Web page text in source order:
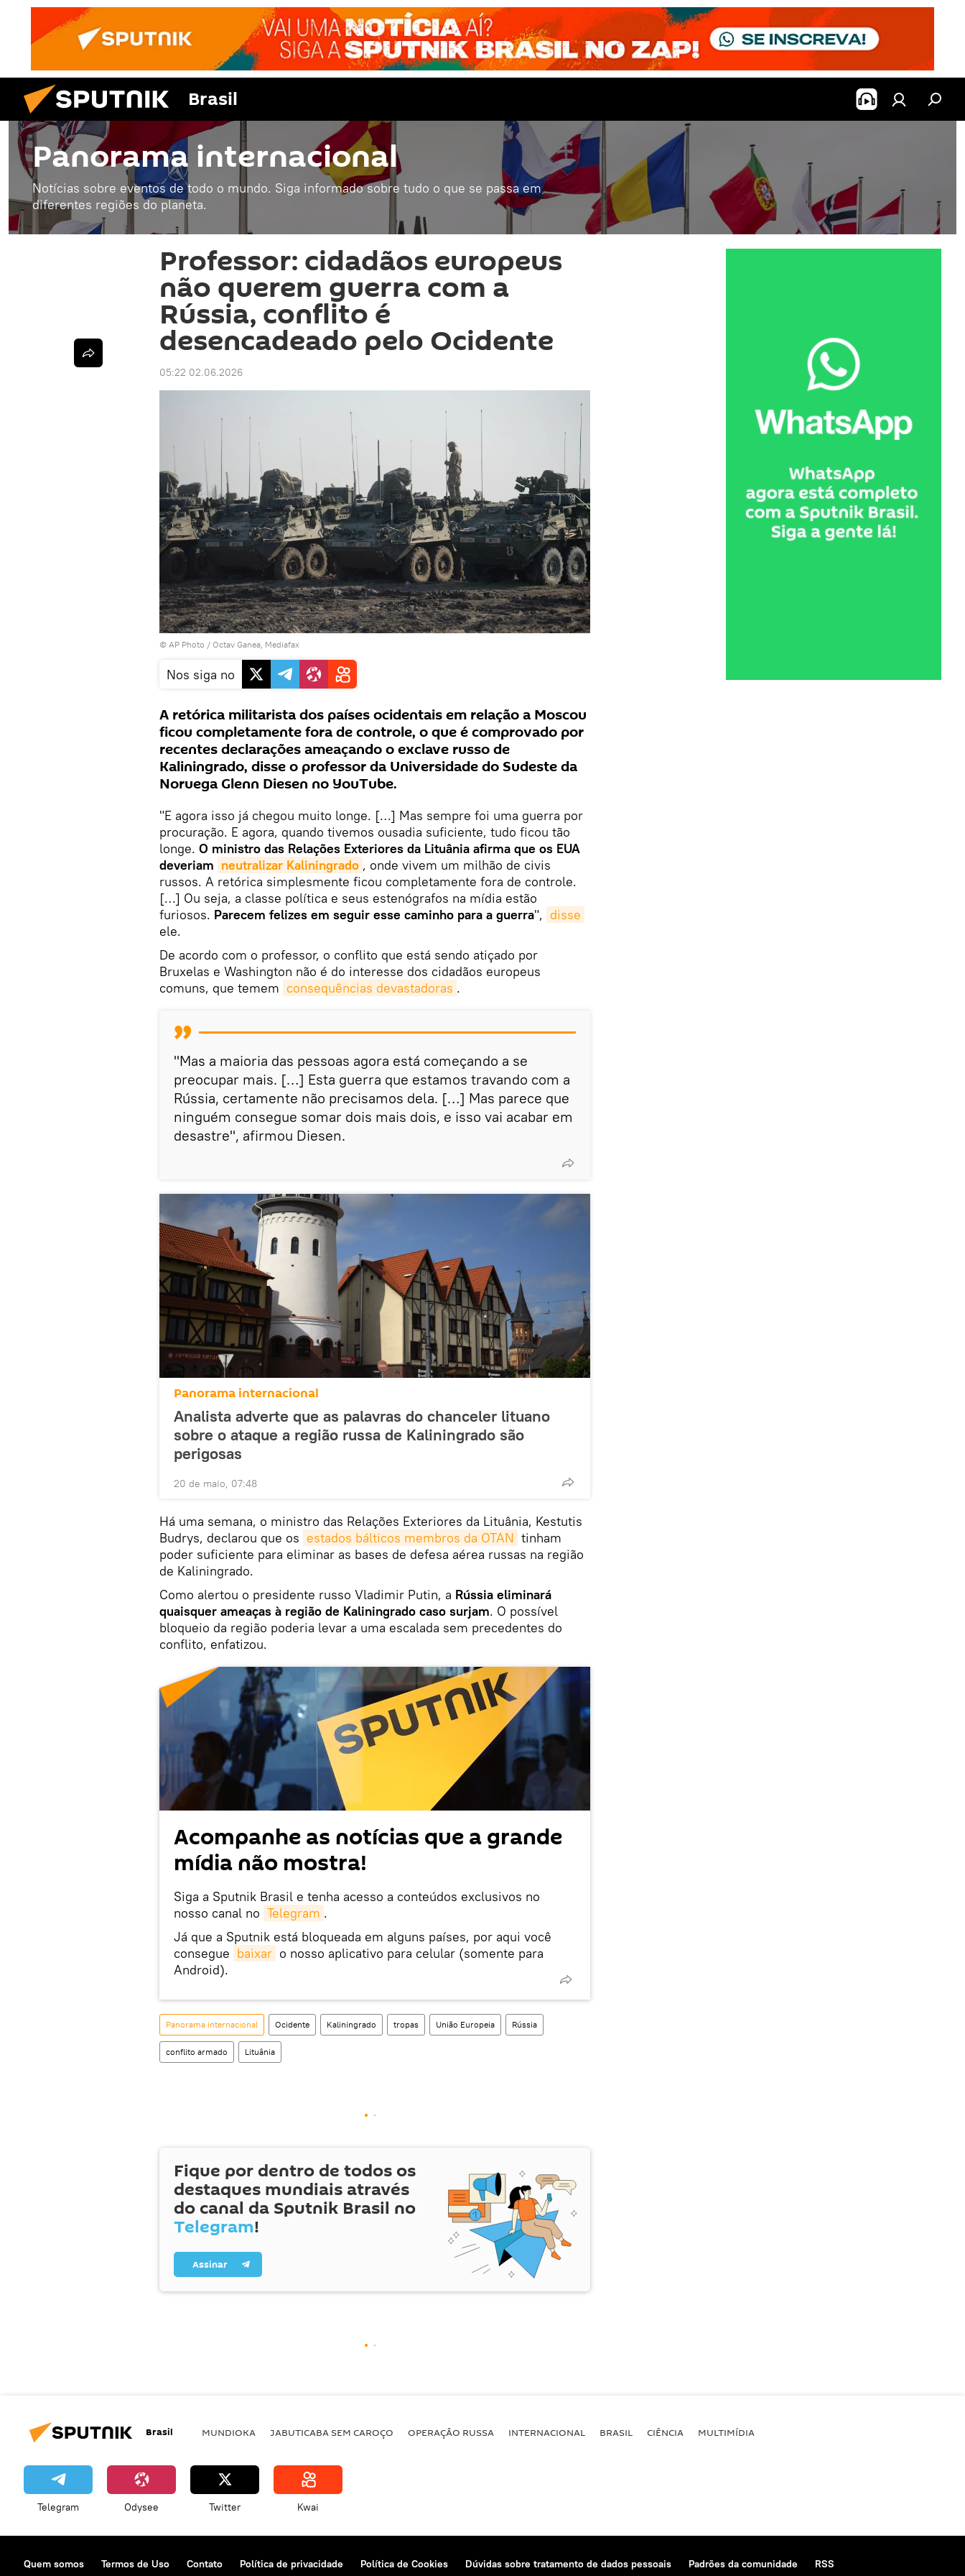
Brasil
Panorama internacional
Notícias sobre eventos de todo o mundo. Siga informado sobre tudo o que se passa em
diferentes regiões do planeta.
Professor: cidadãos europeus
não querem guerra com a
Rússia, conflito é
desencadeado pelo Ocidente
05:22 02.06.2026
© AP Photo / Octav Ganea, Mediafax
Nos siga no
A retórica militarista dos países ocidentais em relação a Moscou
ficou completamente fora de controle, o que é comprovado por
recentes declarações ameaçando o exclave russo de
Kaliningrado, disse o professor da Universidade do Sudeste da
Noruega Glenn Diesen no YouTube.
"E agora isso já chegou muito longe. […] Mas sempre foi uma guerra por
procuração. E agora, quando tivemos ousadia suficiente, tudo ficou tão
longe. O ministro das Relações Exteriores da Lituânia afirma que os EUA
deveriam neutralizar Kaliningrado , onde vivem um milhão de civis
russos. A retórica simplesmente ficou completamente fora de controle.
[…] Ou seja, a classe política e seus estenógrafos na mídia estão
furiosos. Parecem felizes em seguir esse caminho para a guerra", disse
ele.
De acordo com o professor, o conflito que está sendo atiçado por
Bruxelas e Washington não é do interesse dos cidadãos europeus
comuns, que temem consequências devastadoras .
"Mas a maioria das pessoas agora está começando a se
preocupar mais. […] Esta guerra que estamos travando com a
Rússia, certamente não precisamos dela. […] Mas parece que
ninguém consegue somar dois mais dois, e isso vai acabar em
desastre", afirmou Diesen.
Panorama internacional
Analista adverte que as palavras do chanceler lituano
sobre o ataque a região russa de Kaliningrado são
perigosas
20 de maio, 07:48
Há uma semana, o ministro das Relações Exteriores da Lituânia, Kestutis
Budrys, declarou que os estados bálticos membros da OTAN tinham
poder suficiente para eliminar as bases de defesa aérea russas na região
de Kaliningrado.
Como alertou o presidente russo Vladimir Putin, a Rússia eliminará
quaisquer ameaças à região de Kaliningrado caso surjam. O possível
bloqueio da região poderia levar a uma escalada sem precedentes do
conflito, enfatizou.
Acompanhe as notícias que a grande
mídia não mostra!
Siga a Sputnik Brasil e tenha acesso a conteúdos exclusivos no
nosso canal no Telegram .
Já que a Sputnik está bloqueada em alguns países, por aqui você
consegue baixar o nosso aplicativo para celular (somente para
Android).
Panorama internacional Ocidente Kaliningrado tropas União Europeia Rússia
conflito armado Lituânia
Fique por dentro de todos os
destaques mundiais através
do canal da Sputnik Brasil no
Telegram!
Assinar
Brasil MUNDIOKA JABUTICABA SEM CAROÇO OPERAÇÃO RUSSA INTERNACIONAL BRASIL CIÊNCIA MULTIMÍDIA
Telegram Odysee Twitter Kwai
Quem somos Termos de Uso Contato Política de privacidade Política de Cookies Dúvidas sobre tratamento de dados pessoais Padrões da comunidade RSS